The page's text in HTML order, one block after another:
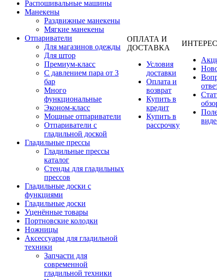
Распошивальные машины
Манекены
Раздвижные манекены
Мягкие манекены
Отпариватели
Для магазинов одежды
Для штор
Премиум-класс
С давлением пара от 3
бар
Много
функциональные
Эконом-класс
Мощные отпариватели
Отпариватели с
гладильной доской
Гладильные прессы
Гладильные прессы
каталог
Стенды для гладильных
прессов
Гладильные доски с
функциями
Гладильные доски
Уценённые товары
Портновские колодки
Ножницы
Аксессуары для гладильной
техники
Запчасти для
современной
гладильной техники
ОПЛАТА И
ДОСТАВКА
Условия
доставки
Оплата и
возврат
Купить в
кредит
Купить в
рассрочку